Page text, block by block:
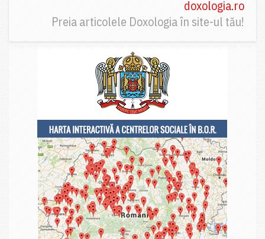
doxologia.ro
Preia articolele Doxologia în site-ul tău!